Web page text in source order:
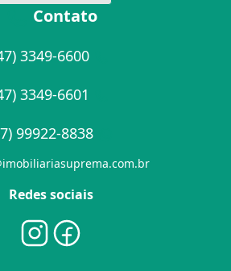
Contato
3349-6600
3349-6601
99922-8838
Redes sociais